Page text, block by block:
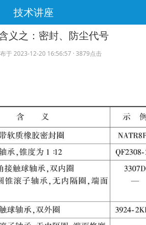
技术讲座
义之：密封、防尘代号
于 2023-12-20 16:56:57 · 3879点击